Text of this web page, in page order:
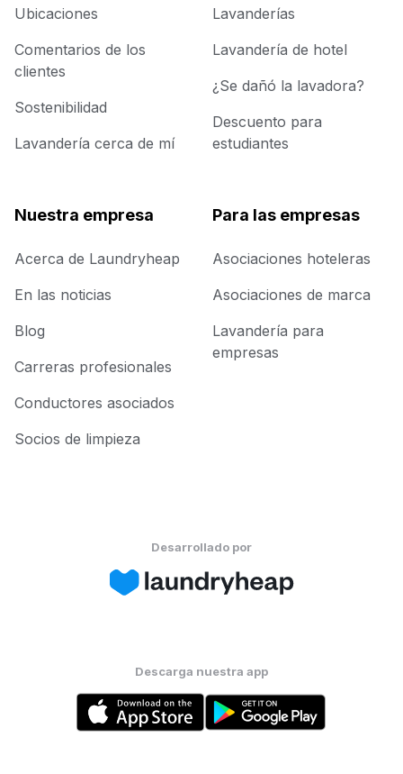
Ubicaciones
Comentarios de los
clientes
Sostenibilidad
Lavandería cerca de mí
Lavanderías
Lavandería de hotel
¿Se dañó la lavadora?
Descuento para
estudiantes
Nuestra empresa
Acerca de Laundryheap
En las noticias
Blog
Carreras profesionales
Conductores asociados
Socios de limpieza
Para las empresas
Asociaciones hoteleras
Asociaciones de marca
Lavandería para
empresas
Desarrollado por
Descarga nuestra app